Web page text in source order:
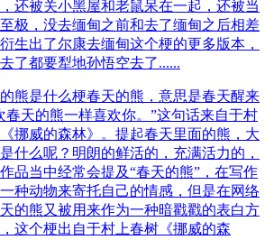
还被关小黑屋和老鼠呆在一起，还被当
极，没去缅甸之前和去了缅甸之后相差
生出了尔康去缅甸这个梗的更多版本，
了都要犁地孙悟空去了......
熊是什么梗春天的熊，意思是春天醒来
春天的熊一样喜欢你。”这句话来自于村
挪威的森林》。提起春天里面的熊，大
什么呢？明朗的鲜活的，充满活力的，
品当中经常会提及“春天的熊”，在写作
种动物来寄托自己的情感，但是在网络
的熊又被用来作为一种暗戳戳的表白方
这个梗出自于村上春树《挪威的森